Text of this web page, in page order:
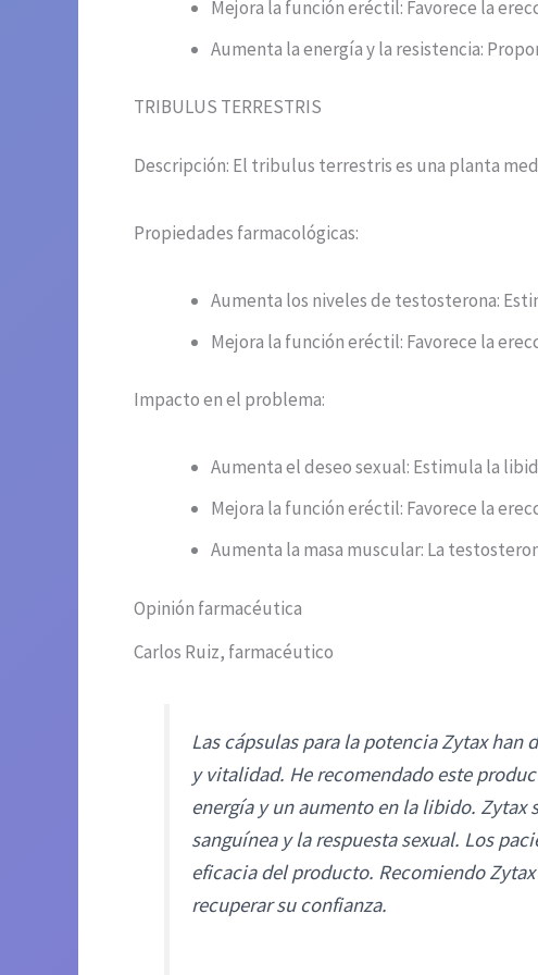
Mejora la función eréctil: Favorece la
Aumenta la energía y la resistencia:
TRIBULUS TERRESTRIS
Descripción: El tribulus terrestris es una planta
Propiedades farmacológicas:
Aumenta los niveles de testosterona:
Mejora la función eréctil: Favorece la
Impacto en el problema:
Aumenta el deseo sexual: Estimula la
Mejora la función eréctil: Favorece la
Aumenta la masa muscular: La
Opinión farmacéutica
Carlos Ruiz, farmacéutico
Las cápsulas para la potencia Zytax
y vitalidad. He recomendado este
energía y un aumento en la libido.
sanguínea y la respuesta sexual. Los
eficacia del producto. Recomiendo
recuperar su confianza.